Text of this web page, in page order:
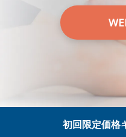
初回限定価格